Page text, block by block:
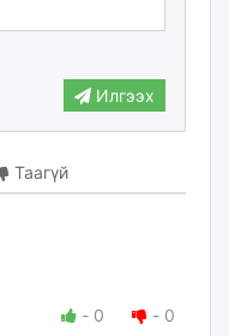
Илгээх
Таагүй
- 0 - 0